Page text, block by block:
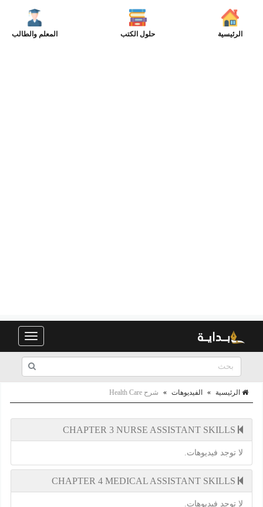
الرئيسية حلول الكتب المعلم والطالب
Toggle
الرئيسية » الفيديوهات » شرح Health Care
لا توجد فيديوهات.
لا توجد فيديوهات.